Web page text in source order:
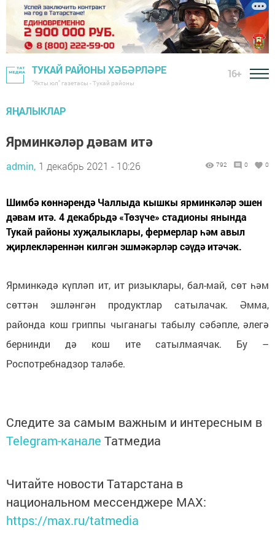
ТУКАЙ РАЙОНЫ ХӘБӘРЛӘРЕ
"Якты юл" газетасы - Тукай районы
16+
ЯҢАЛЫКЛАР
Ярминкәләр дәвам итә
admin, 1 декабрь 2021 - 10:26 792 0 0
Шимбә көннәрендә Чаллыда кышкы ярминкәләр эшен
дәвам итә. 4 декабрьдә «Төзүче» стадионы янында
Тукай районы хуҗалыклары, фермерлар һәм авыл
җирлекләреннән килгән эшмәкәрләр сәүдә итәчәк.
Ярминкәдә күпләп ит, ит ризыклары, бал-май, сөт һәм
сөттән эшләнгән продуктлар сатылачак. Әмма,
районда кош гриппы чыганагы табылу сәбәпле, әлегә
бернинди дә кош ите сатылмаячак. Бу –
Роспотребнадзор таләбе.
Следите за самым важным и интересным в
Telegram-канале Татмедиа
Читайте новости Татарстана в
национальном мессенджере MАХ:
https://max.ru/tatmedia